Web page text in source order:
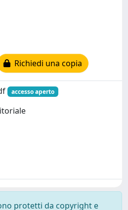
Richiedi una copia
accesso aperto
protetti da copyright e